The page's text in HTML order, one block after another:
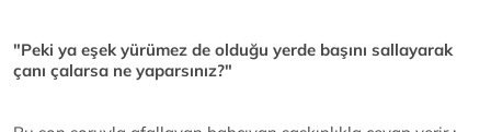
"Peki ya eşek yürümez de olduğu yerde başını sallayarak
çanı çalarsa ne yaparsınız?"